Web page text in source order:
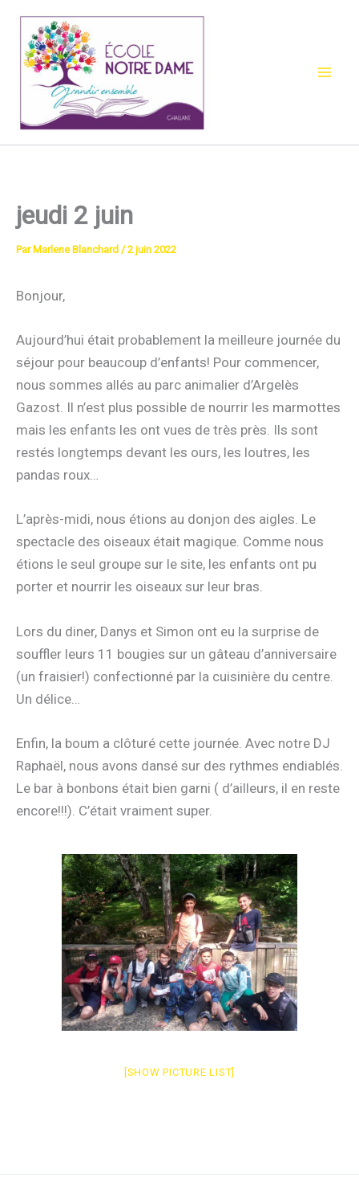
contenu
jeudi 2 juin
Par Marlene Blanchard /2 juin 2022
Bonjour,
Aujourd’hui était probablement la meilleure journée du
séjour pour beaucoup d’enfants! Pour commencer,
nous sommes allés au parc animalier d’Argelès
Gazost. Il n’est plus possible de nourrir les marmottes
mais les enfants les ont vues de très près. Ils sont
restés longtemps devant les ours, les loutres, les
pandas roux…
L’après-midi, nous étions au donjon des aigles. Le
spectacle des oiseaux était magique. Comme nous
étions le seul groupe sur le site, les enfants ont pu
porter et nourrir les oiseaux sur leur bras.
Lors du diner, Danys et Simon ont eu la surprise de
souffler leurs 11 bougies sur un gâteau d’anniversaire
(un fraisier!) confectionné par la cuisinière du centre.
Un délice…
Enfin, la boum a clôturé cette journée. Avec notre DJ
Raphaël, nous avons dansé sur des rythmes endiablés.
Le bar à bonbons était bien garni ( d’ailleurs, il en reste
encore!!!). C’était vraiment super.
[SHOW PICTURE LIST]